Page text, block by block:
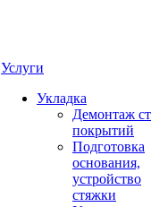
Услуги
Укладка
Демонтаж
покрытий
Подготовка
основания,
устройство
стяжки